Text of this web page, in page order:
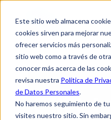
Este sitio web almacena
cookies sirven para mejorar
ofrecer servicios más
sitio web como a través de
conocer más acerca de las
revisa nuestra Política de
de Datos Personales.
No haremos seguimiento de
visites nuestro sitio. Sin